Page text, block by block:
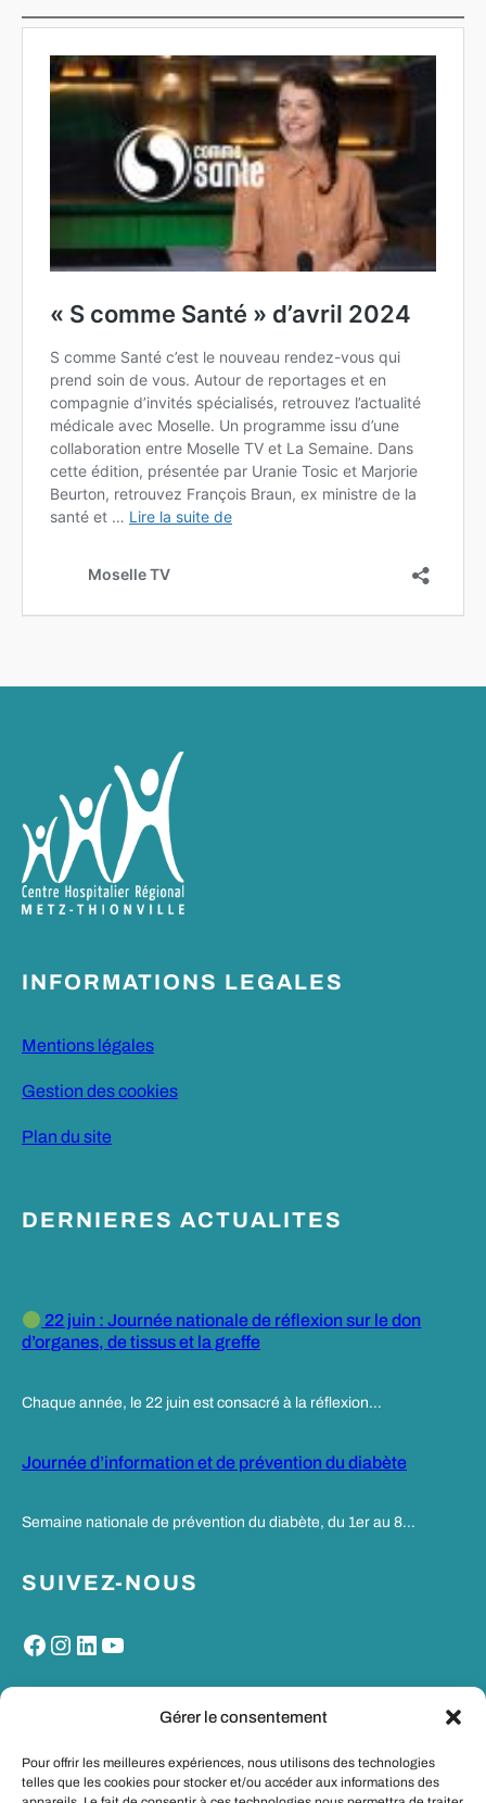
Gérer le consentement
Pour offrir les meilleures expériences, nous utilisons des technologies
telles que les cookies pour stocker et/ou accéder aux informations des
INFORMATIONS LEGALES
Mentions légales
Gestion des cookies
Plan du site
DERNIERES ACTUALITES
22 juin : Journée nationale de réflexion sur le don
d’organes, de tissus et la greffe
Chaque année, le 22 juin est consacré à la réflexion…
Journée d’information et de prévention du diabète
Semaine nationale de prévention du diabète, du 1er au 8…
SUIVEZ-NOUS
Facebook Instagram LinkedIn YouTube
MON PORTAIL SANTE